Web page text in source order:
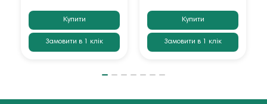
Купити
Замовити в 1 клік
Купити
Замовити в 1 клік